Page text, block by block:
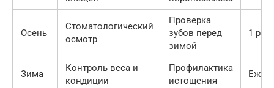
Осень
Стоматологический
осмотр
Проверка
зубов перед
зимой
1 раз
Зима
Контроль веса и
кондиции
Профилактика
истощения